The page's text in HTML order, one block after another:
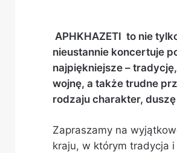
APHKHAZETI to nie
nieustannie koncertuje
najpiękniejsze –
wojnę, a także trudne
rodzaju charakter,
Zapraszamy na
kraju, w którym tradycja i